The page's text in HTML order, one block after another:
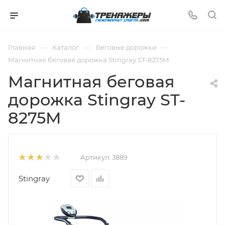
Главная — Каталог — Беговые дорожки —
Магнитная беговая дорожка Stingray ST-8275M
Магнитная беговая
дорожка Stingray ST-
8275M
Артикул: 3889
Stingray